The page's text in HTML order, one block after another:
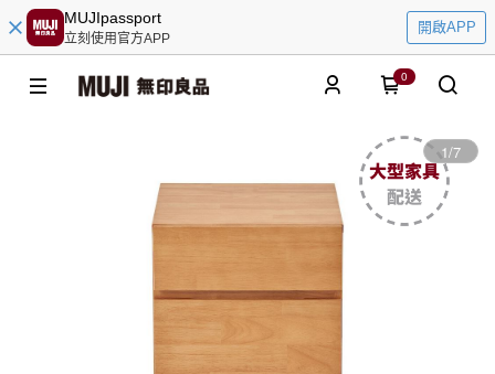
MUJIpassport
立刻使用官方APP
開啟APP
0
1/7